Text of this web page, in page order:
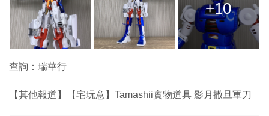
+10
查詢：瑞華行
【其他報道】【宅玩意】Tamashii實物道具 影月撒旦軍刀